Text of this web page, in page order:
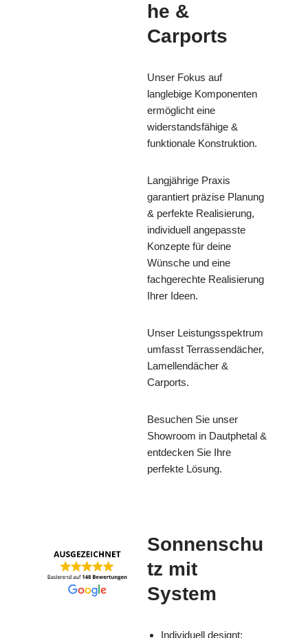
he &
Carports
Unser Fokus auf
langlebige Komponenten
ermöglicht eine
widerstandsfähige &
funktionale Konstruktion.
Langjährige Praxis
garantiert präzise Planung
& perfekte Realisierung,
individuell angepasste
Konzepte für deine
Wünsche und eine
fachgerechte Realisierung
Ihrer Ideen.
Unser Leistungsspektrum
umfasst Terrassendächer,
Lamellendächer &
Carports.
Besuchen Sie unser
Showroom in Dautphetal &
entdecken Sie Ihre
perfekte Lösung.
Sonnenschu
tz mit
System
Individuell designt: